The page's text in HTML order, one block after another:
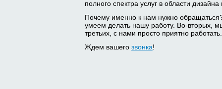
полного спектра услуг в области
Почему именно к нам нужно
умеем делать нашу работу. Во-вторых,
третьих, с нами просто приятно работать.
Ждем вашего звонка!